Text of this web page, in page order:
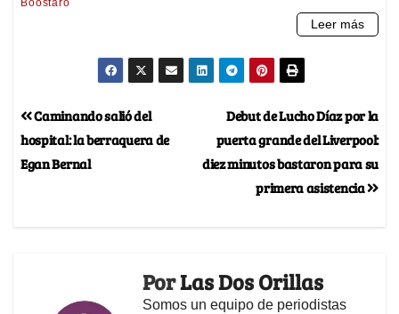
Debut de Lucho Díaz por la
puerta grande del Liverpool:
diez minutos bastaron para su
primera asistencia
Caminando salió del
hospital: la berraquera de
Egan Bernal
PorLas Dos Orillas
Somos un equipo de periodistas